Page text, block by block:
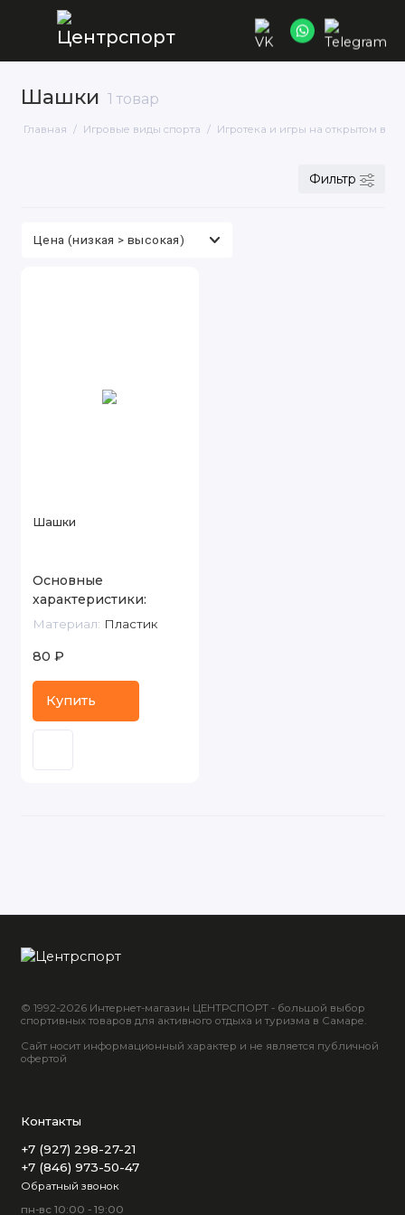
Шашки 1 товар
Главная Игровые виды спорта Игротека и игры на открытом
Бадминтон
Баскетбол
Фильтр
Шашки
Основные
характеристики:
Материал: Пластик
80 ₽
Купить
© 1992-2026 Интернет-магазин ЦЕНТРСПОРТ - большой выбор
спортивных товаров для активного отдыха и туризма в Самаре.
Сайт носит информационный характер и не является публичной
офертой
Контакты
+7 (927) 298-27-21
+7 (846) 973-50-47
Обратный звонок
пн-вс 10:00 - 19:00